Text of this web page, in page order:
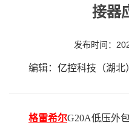
接器
发布时间：
编辑：亿控科技（湖北
格雷希尔G20A低压外